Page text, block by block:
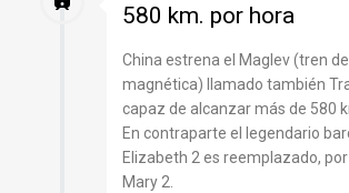
580 km. por hora
China estrena el Maglev (tren
magnética) llamado también
capaz de alcanzar más de 580
En contraparte el legendario
Elizabeth 2 es reemplazado,
Mary 2.